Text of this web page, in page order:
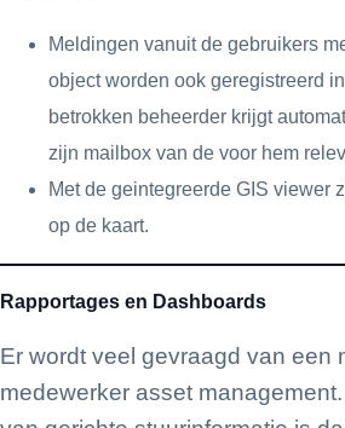
Meldingen vanuit de gebruikers
object worden ook geregistreerd
betrokken beheerder krijgt
zijn mailbox van de voor hem
Met de geintegreerde GIS viewer
op de kaart.
Rapportages en Dashboards
Er wordt veel gevraagd van een
medewerker asset